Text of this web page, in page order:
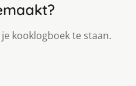
kooklogboek te staan.